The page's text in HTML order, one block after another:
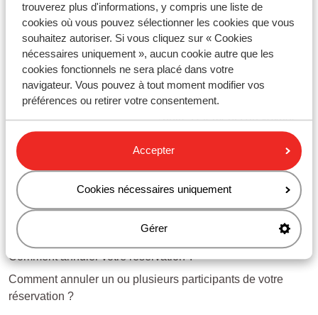
trouverez plus d'informations, y compris une liste de
cookies où vous pouvez sélectionner les cookies que vous
souhaitez autoriser. Si vous cliquez sur « Cookies
nécessaires uniquement », aucun cookie autre que les
cookies fonctionnels ne sera placé dans votre
navigateur. Vous pouvez à tout moment modifier vos
préférences ou retirer votre consentement.
Accepter
Cookies nécessaires uniquement
Gérer
Jusqu’à 57 jours inclus
100 % du vol + 30 % des
autres éléments du voyage
De 56 à 21 jours
100 % du vol + 60 % des
autres éléments du voyage
De 20 à 7 jours
100 % du vol + 80 % des
autres éléments du voyage
6 jours ou moins
Questions sur le même sujet
Y a-t-il une autre option que l'annulation ?
Comment annuler votre réservation ?
Comment annuler un ou plusieurs participants de votre
réservation ?